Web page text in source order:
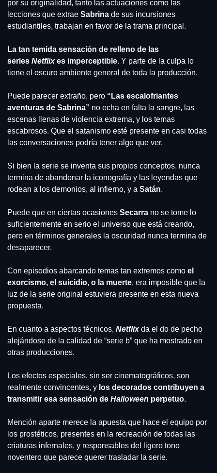
por su originalidad, tanto las actuaciones como las
lecciones que extrae Sabrina de sus incursiones
estudiantiles, trabajan en favor de la trama principal.
La tan temida sensación de relleno de las
series Netflix es imperceptible. Y parte de la culpa lo
tiene el oscuro ambiente general de toda la producción.
Puede parecer extraño, pero “Las escalofriantes
aventuras de Sabrina” no echa en falta la sangre, las
escenas llenas de violencia extrema, y los temas
escabrosos. Que el satanismo esté presente en casi todas
las conversaciones podría tener algo que ver.
Si bien la serie se inventa sus propios conceptos, nunca
termina de abandonar la iconografía y las leyendas que
rodean a los demonios, al infierno, y a Satán.
Puede que en ciertas ocasiones Secarra no se tome lo
suficientemente en serio el universo que está creando,
pero en términos generales la oscuridad nunca termina de
desaparecer.
Con episodios abarcando temas tan extremos como el
exorcismo, el suicidio, o la muerte, era imposible que la
luz de la serie original estuviera presente en esta nueva
propuesta.
En cuanto a aspectos técnicos, Netflix da el do de pecho
alejándose de la calidad de “serie b” que ha mostrado en
otras producciones.
Los efectos especiales, sin ser cinematográficos, son
realmente convincentes, y los decorados contribuyen a
transmitir esa sensación de Halloween perpetuo.
Mención aparte merece la apuesta que hace el equipo por
los prostéticos, presentes en la recreación de todas las
criaturas infernales, y responsables del ligero tono
noventero que parece querer trasladar la serie.